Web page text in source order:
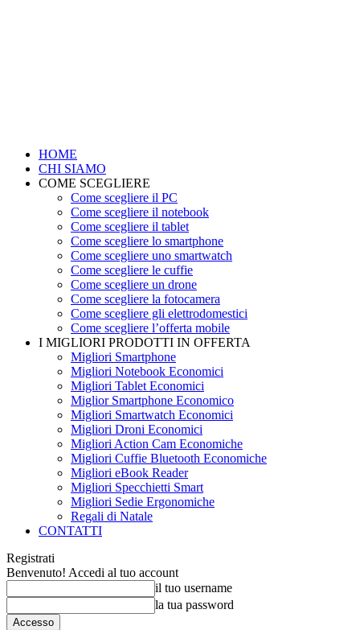
HOME
CHI SIAMO
COME SCEGLIERE
Come scegliere il PC
Come scegliere il notebook
Come scegliere il tablet
Come scegliere lo smartphone
Come scegliere uno smartwatch
Come scegliere le cuffie
Come scegliere un drone
Come scegliere la fotocamera
Come scegliere gli elettrodomestici
Come scegliere l’offerta mobile
I MIGLIORI PRODOTTI IN OFFERTA
Migliori Smartphone
Migliori Notebook Economici
Migliori Tablet Economici
Miglior Smartphone Economico
Migliori Smartwatch Economici
Migliori Droni Economici
Migliori Action Cam Economiche
Migliori Cuffie Bluetooth Economiche
Migliori eBook Reader
Migliori Specchietti Smart
Migliori Sedie Ergonomiche
Regali di Natale
CONTATTI
Registrati
Benvenuto! Accedi al tuo account
il tuo username
la tua password